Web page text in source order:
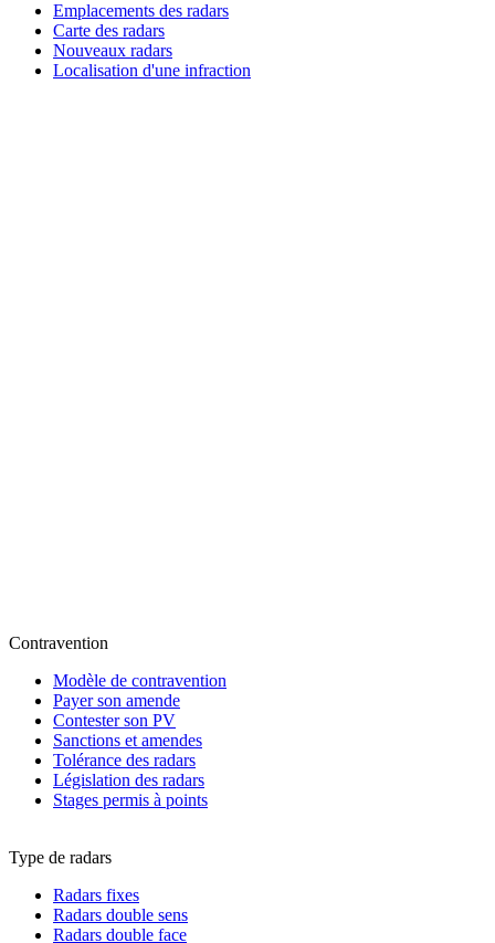
Emplacements des radars
Carte des radars
Nouveaux radars
Localisation d'une infraction
Contravention
Modèle de contravention
Payer son amende
Contester son PV
Sanctions et amendes
Tolérance des radars
Législation des radars
Stages permis à points
Type de radars
Radars fixes
Radars double sens
Radars double face